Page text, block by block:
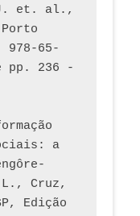
J. et. al.,
65-
pp. 236 -
a
Cruz,
Edição